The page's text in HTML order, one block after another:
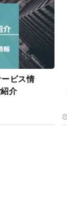
ービス情
介